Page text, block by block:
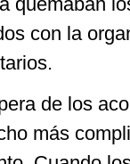
con la
de los
más